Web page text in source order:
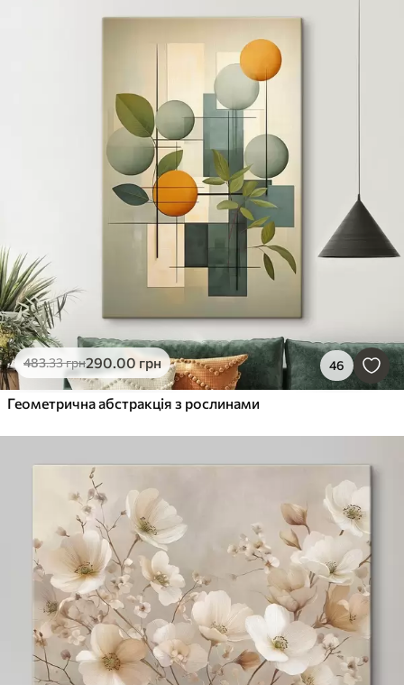
483.33грн290.00 грн 46
Геометрична абстракція з рослинами